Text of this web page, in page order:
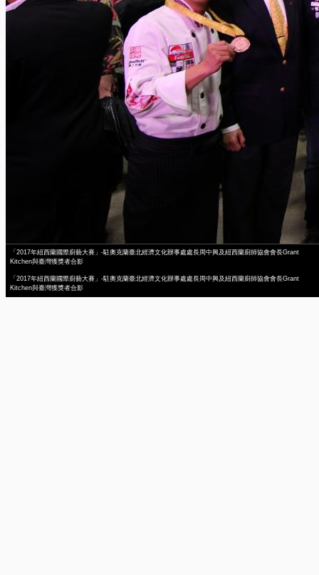
「2017年紐西蘭國際廚藝大賽」-駐奧克蘭臺北經濟文化辦事處處長周中興及紐西蘭廚師協會會長Grant
Kitchen與臺灣獲獎者合影
「2017年紐西蘭國際廚藝大賽」-駐奧克蘭臺北經濟文化辦事處處長周中興及紐西蘭廚師協會會長Grant
Kitchen與臺灣獲獎者合影